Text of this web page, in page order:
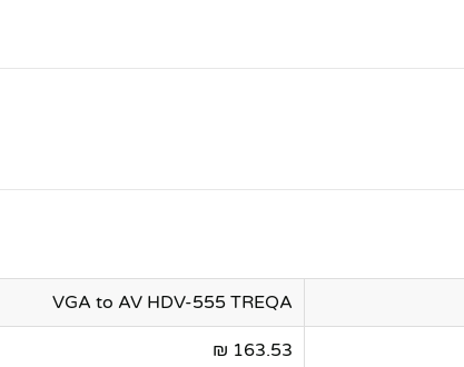
VGA to AV HDV-555 TREQA
163.53 ₪